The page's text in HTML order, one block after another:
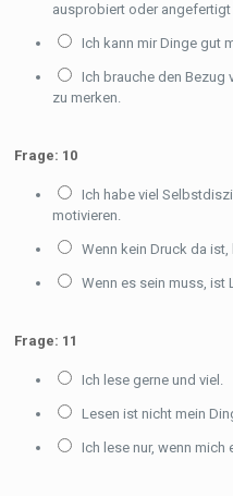
ausprobiert oder angefertigt
Ich kann mir Dinge gut
Ich brauche den Bezug
zu merken.
Frage: 10
Ich habe viel
motivieren.
Wenn kein Druck da
Wenn es sein muss, ist
Frage: 11
Ich lese gerne und viel.
Lesen ist nicht mein
Ich lese nur, wenn